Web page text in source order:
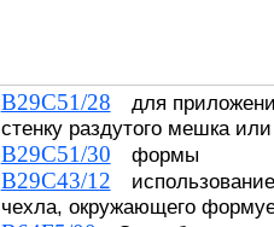
B29C51/28 для
стенку раздутого мешка
B29C51/30 формы
B29C43/12
чехла, окружающего